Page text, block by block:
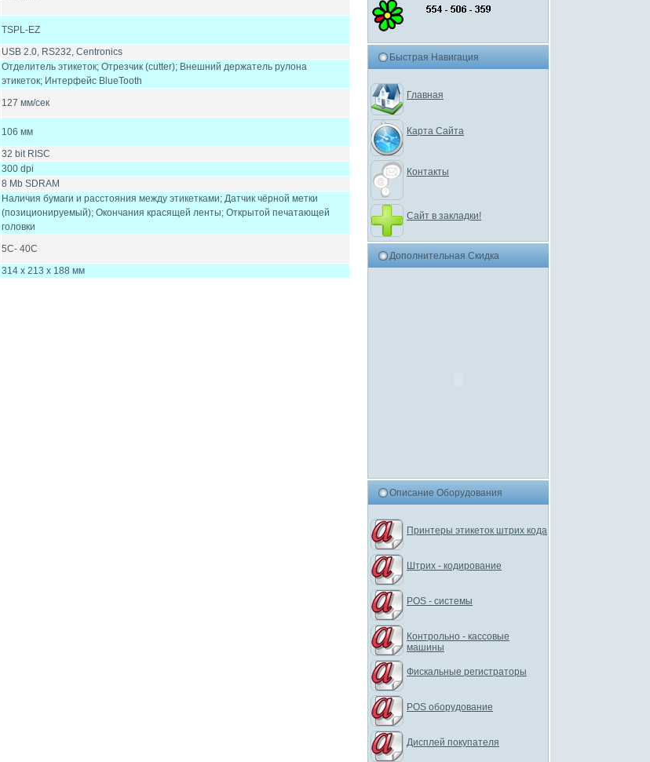
TSPL-EZ
USB 2.0, RS232, Centronics
Отделитель этикеток; Отрезчик (cutter); Внешний держатель рулона
этикеток; Интерфейс BlueTooth
127 мм/сек
106 мм
32 bit RISC
300 dpi
8 Mb SDRAM
Наличия бумаги и расстояния между этикетками; Датчик чёрной метки
(позиционируемый); Окончания красящей ленты; Открытой печатающей
головки
5C- 40C
314 x 213 x 188 мм
Быстрая Навигация
Главная
Карта Сайта
Контакты
Сайт в закладки!
Дополнительная Скидка
Описание Оборудования
Принтеры этикеток штрих кода
Штрих - кодирование
POS - системы
Контрольно - кассовые
машины
Фискальные регистраторы
POS оборудование
Дисплей покупателя